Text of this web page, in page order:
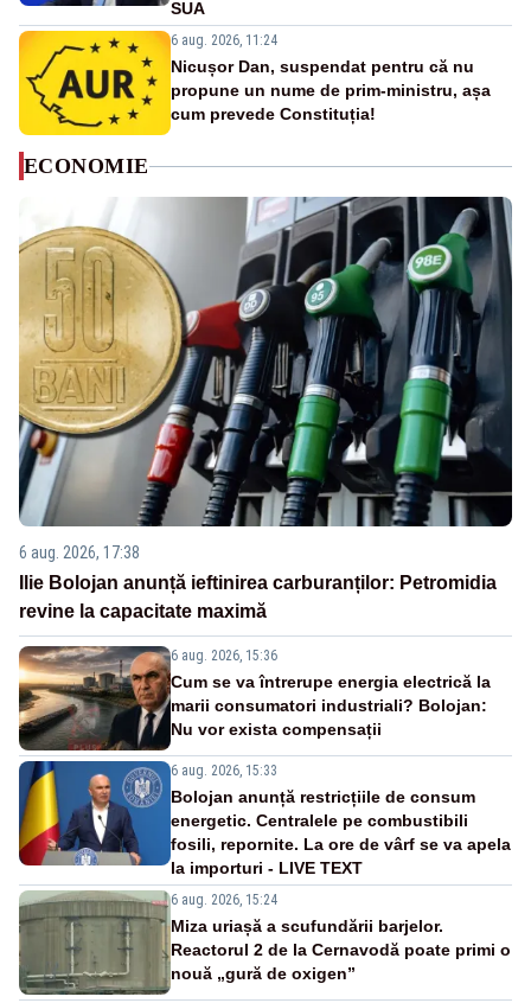
SUA
6 aug. 2026, 11:24
Nicușor Dan, suspendat pentru că nu
propune un nume de prim-ministru, așa
cum prevede Constituția!
ECONOMIE
6 aug. 2026, 17:38
Ilie Bolojan anunță ieftinirea carburanților: Petromidia
revine la capacitate maximă
6 aug. 2026, 15:36
Cum se va întrerupe energia electrică la
marii consumatori industriali? Bolojan:
Nu vor exista compensații
6 aug. 2026, 15:33
Bolojan anunță restricțiile de consum
energetic. Centralele pe combustibili
fosili, repornite. La ore de vârf se va apela
la importuri - LIVE TEXT
6 aug. 2026, 15:24
Miza uriașă a scufundării barjelor.
Reactorul 2 de la Cernavodă poate primi o
nouă „gură de oxigen”